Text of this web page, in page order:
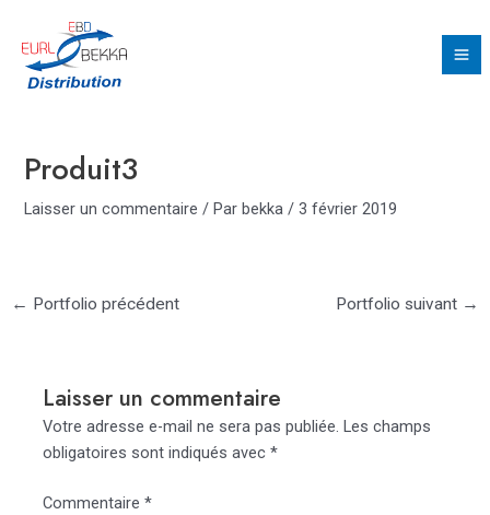
contenu
Produit3
Laisser un commentaire / Parbekka/3 février 2019
des
articles
← Portfolio précédent Portfolio suivant →
Laisser un commentaire
Votre adresse e-mail ne sera pas publiée. Les champs
obligatoires sont indiqués avec*
Commentaire*